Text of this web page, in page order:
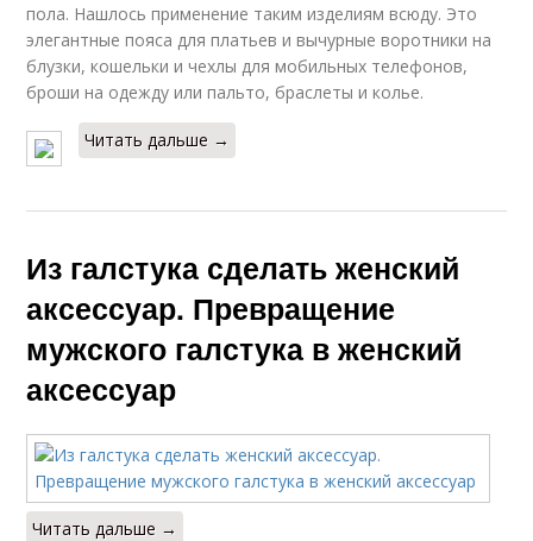
пола. Нашлось применение таким изделиям всюду. Это
элегантные пояса для платьев и вычурные воротники на
блузки, кошельки и чехлы для мобильных телефонов,
броши на одежду или пальто, браслеты и колье.
Читать дальше →
Из галстука сделать женский
аксессуар. Превращение
мужского галстука в женский
аксессуар
Читать дальше →